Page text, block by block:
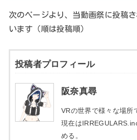
次のページより、当動画祭に投稿
います（順は投稿順）
投稿者プロフィール
阪奈真尋
VRの世界で様々な場所
現在は
める。